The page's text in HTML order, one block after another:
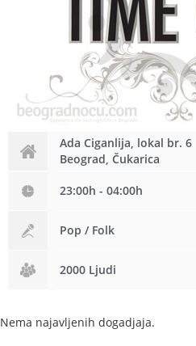
Ada Ciganlija, lokal br. 6
Beograd, Čukarica
23:00h - 04:00h
Pop / Folk
2000 Ljudi
Nema najavljenih dogadjaja.